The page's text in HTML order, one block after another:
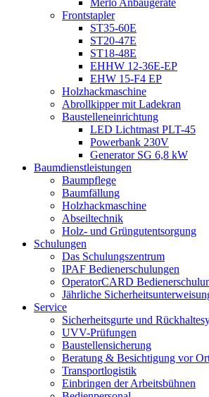
Merlo Anbaugeräte
Frontstapler
ST35-60E
ST20-47E
ST18-48E
EHHW 12-36E-EP
EHW 15-F4 EP
Holzhackmaschine
Abrollkipper mit Ladekran
Baustelleneinrichtung
LED Lichtmast PLT-45
Powerbank 230V
Generator SG 6,8 kW
Baumdienstleistungen
Baumpflege
Baumfällung
Holzhackmaschine
Abseiltechnik
Holz- und Grüngutentsorgung
Schulungen
Das Schulungszentrum
IPAF Bedienerschulungen
OperatorCARD
Jährliche
Service
Sicherheitsgurte und
UVV-Prüfungen
Baustellensicherung
Beratung & Besichtigung vor
Transportlogistik
Einbringen der Arbeitsbühnen